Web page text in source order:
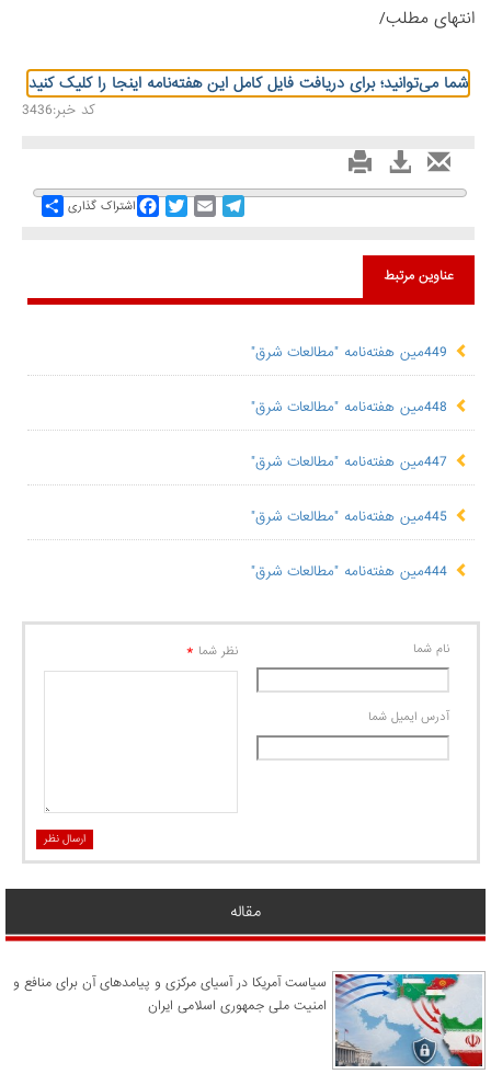
انتهای مطلب/
شما می‌توانید؛ برای دریافت فایل کامل این هفته‌نامه اینجا را کلیک کنید
کد خبر:3436
Share اشتراک گذاری
FacebookTwitterEmail
Telegram
عناوین مرتبط
449مین هفته‌نامه "مطالعات شرق"
448مین هفته‌نامه "مطالعات شرق"
447مین هفته‌نامه "مطالعات شرق"
445مین هفته‌نامه "مطالعات شرق"
444مین هفته‌نامه "مطالعات شرق"
نام شما
آدرس ايميل شما
نظر شما *
ارسال نظر
مقاله
سیاست آمریکا در آسیای مرکزی و پیامدهای آن برای منافع و
امنیت ملی جمهوری اسلامی ایران